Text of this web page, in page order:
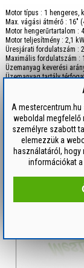
A
weboldal megfelelő
személyre szabott
elemezzük a
használatáról, hogy
információkat
Motor típus : 1 hengeres,
Max. vágási átmérő : 16"
Motor hengerűrtartalom :
Motor teljesítmény : 2,1
Üresjárati fordulatszám :
Maximális fordulatszám :
Üzemanyag keverési
Üzemanyag tartály
Jelenleg nem